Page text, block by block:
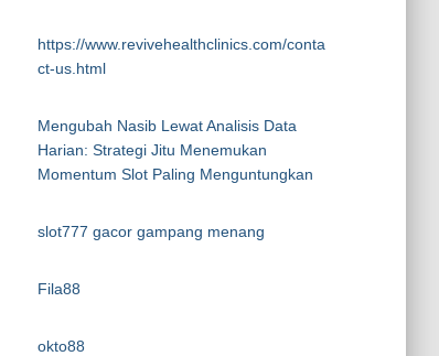
https://www.revivehealthclinics.com/conta
ct-us.html
Mengubah Nasib Lewat Analisis Data
Harian: Strategi Jitu Menemukan
Momentum Slot Paling Menguntungkan
slot777 gacor gampang menang
Fila88
okto88